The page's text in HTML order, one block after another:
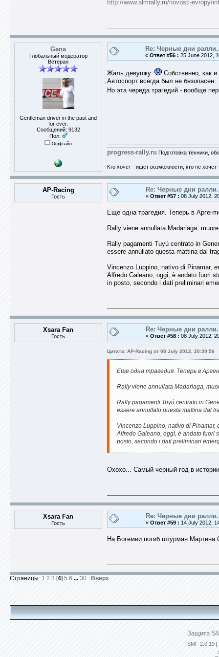
http://www.almrally.ru/novosti-evropy/
Gena
Глобальный модератор
Ветеран
Gentleman driver in the past and
for ever.
Сообщений: 9132
Пол:
Оффлайн
Re: Черные дни
« Ответ #56 : 25 June 2012,
Жаль девушку.
Собственно, как
Автоспорт всегда был не безопасен.
Но эта череда трагедий - вообще
progress-rally.ru Подготовка техники,
Кто хочет - ищет возможности, кто не
AP-Racing
Гость
Re: Черные дни
« Ответ #57 : 08 July 2012,
Еще одна трагедия. Теперь в
Rally viene annullata Madariaga,
Rally pagamenti Tuyú centrato in
essere annullato questa mattina dal
Vincenzo Luppino, nativo di Pinamar,
Alfredo Galeano, oggi, è andato fuori
in posto, secondo i dati preliminari
Xsara Fan
Гость
Re: Черные дни
« Ответ #58 : 08 July 2012,
Цитата: AP-Racing от 08 July 2012, 20:39:56
Еще одна трагедия. Теперь в
Rally viene annullata Madariaga,
Rally pagamenti Tuyú centrato in
essere annullato questa mattina dal
Vincenzo Luppino, nativo di
Alfredo Galeano, oggi, è andato fuori
posto, secondo i dati preliminari
Охохо... Самый черный год в
Xsara Fan
Гость
Re: Черные дни
« Ответ #59 : 14 July 2012,
На Богемии погиб штурман
Страницы: 1 2 3 [4] 5 6 ... 30 Вверх
Защита
SMF 2.0.19 |